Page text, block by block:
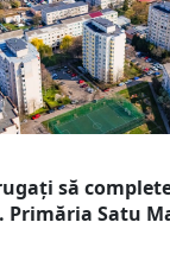
să
Satu
Plan